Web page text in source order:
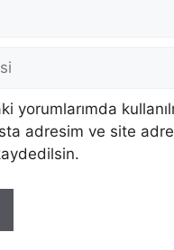
yorumlarımda
adresim ve site